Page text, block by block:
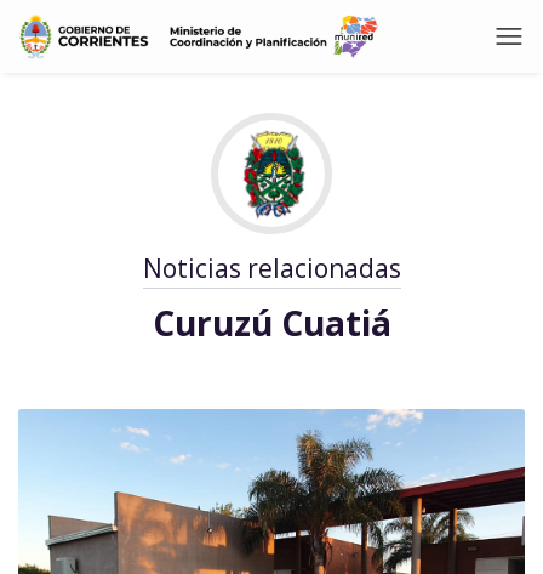
Noticias relacionadas
Curuzú Cuatiá